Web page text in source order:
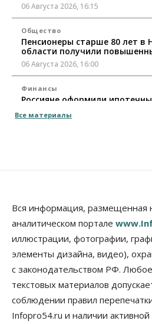
06 Августа 2026, 16:15
Общество
Пенсионеры старше 80 лет в
области получили
06 Августа 2026, 16:00
Финансы
Россияне оформили
06 Августа 2026, 15:53
Бизнес
Правительство России
выпуск бензина «Евро-3»
06 Августа 2026, 14:00
Общество
«За тех, у кого от
настоящая борьба»: вузы
обзванивают новосибирских
перед зачислением
06 Августа 2026, 13:00
Все материалы
Вся информация, размещенная
аналитическом портале
иллюстрации, фотографии,
элементы дизайна, видео),
с законодательством РФ.
текстовых материалов
соблюдении правил
Infopro54.ru и наличии активной